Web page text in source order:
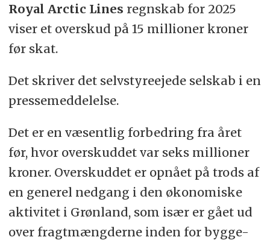
Royal Arctic Lines regnskab for 2025
viser et overskud på 15 millioner kroner
før skat.
Det skriver det selvstyreejede selskab i en
pressemeddelelse.
Det er en væsentlig forbedring fra året
før, hvor overskuddet var seks millioner
kroner. Overskuddet er opnået på trods af
en generel nedgang i den økonomiske
aktivitet i Grønland, som især er gået ud
over fragtmængderne inden for bygge-